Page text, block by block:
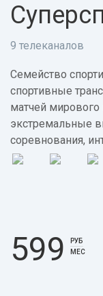
9 телеканалов
Семейство
спортивные
матчей мирового
экстремальные
соревнования,
599
РУБ
МЕС